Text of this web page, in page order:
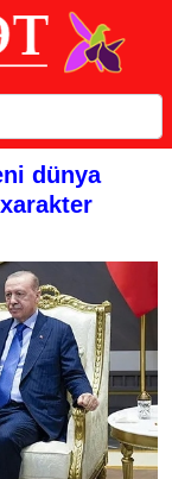
dünya